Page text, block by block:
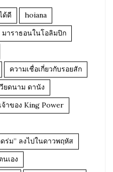
ด้ดี
hoiana
มาราธอนในโอลิมปิก
ความเชื่อเกี่ยวกับรอยสัก
ยดนาม ดานัง
าของ King Power
ร่ม” ลงไปในดาวพฤหัส
เอง